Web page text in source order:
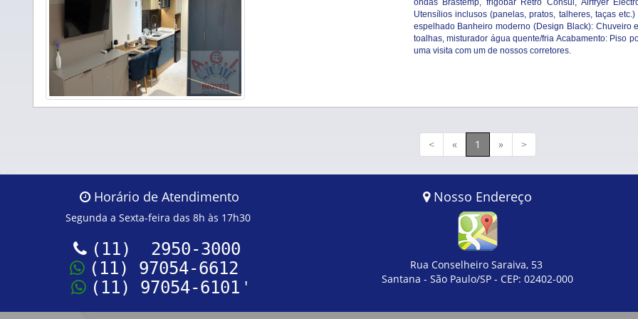
ondas Brastemp, frigobar Retrô Consul, Airfryer
Utensílios inclusos (panelas, pratos, talheres, taças
espelhado Banheiro moderno (Design Black): Chuveiro
toalhas, misturador água quente/fria Acabamento: Piso
uma visita com um de nossos corretores.
< « 1 » >
Horário de Atendimento
Segunda a Sexta-feira das 8h às 17h30
(11) 2950-3000
(11) 97054-6612
(11) 97054-6101 '
Nosso Endereço
Rua Conselheiro Saraiva, 53
Santana - São Paulo/SP - CEP: 02402-000